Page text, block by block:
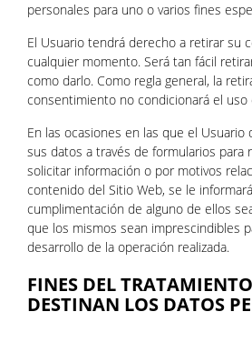
personales para uno o varios fines
El Usuario tendrá derecho a retirar su
cualquier momento. Será tan fácil
como darlo. Como regla general, la
consentimiento no condicionará el uso
En las ocasiones en las que el Usuario
sus datos a través de formularios para
solicitar información o por motivos
contenido del Sitio Web, se le
cumplimentación de alguno de ellos
que los mismos sean imprescindibles
desarrollo de la operación realizada.
FINES DEL
DESTINAN LOS DATOS